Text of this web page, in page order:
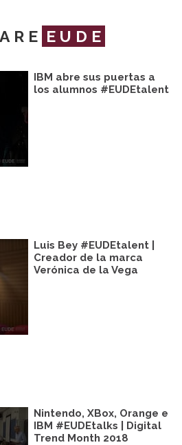
EUDE
IBM abre sus puertas a
los alumnos #EUDEtalent
Luis Bey #EUDEtalent |
Creador de la marca
Verónica de la Vega
Nintendo, XBox, Orange e
IBM #EUDEtalks | Digital
Trend Month 2018